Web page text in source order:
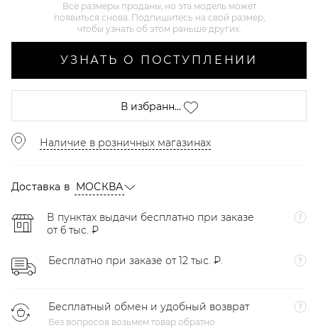
Все размеры проданы, но эта модель может
появиться снова. Подпишитесь на свой размер,
чтобы узнать об этом раньше других.
УЗНАТЬ О ПОСТУПЛЕНИИ
В избранн...
Наличие в розничных магазинах
Доставка в МОСКВА
В пунктах выдачи бесплатно при заказе
от 6 тыс. ₽
Бесплатно при заказе от 12 тыс. ₽.
Бесплатный обмен и удобный возврат
Без вопросов возьмем товар обратно